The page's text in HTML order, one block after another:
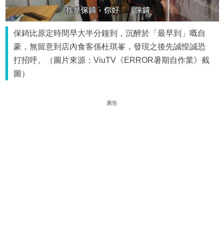
保錡比原定時間早大半分鐘到，沉醉於「最早到」嘅自
豪，無留意到店內食客係杜琪峯，發現之後先誠惶誠恐
打招呼。（圖片來源：ViuTV《ERROR暑期自作業》截
圖）
廣告